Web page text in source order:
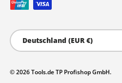
Land/Region
Deutschland (EUR €)
© 2026Tools.de TP Profishop GmbH.